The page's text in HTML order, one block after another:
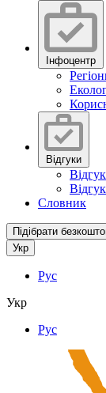
Інфоцентр
Відгуки
Словник
Підібрати
Укр
Рус
Укр
Рус